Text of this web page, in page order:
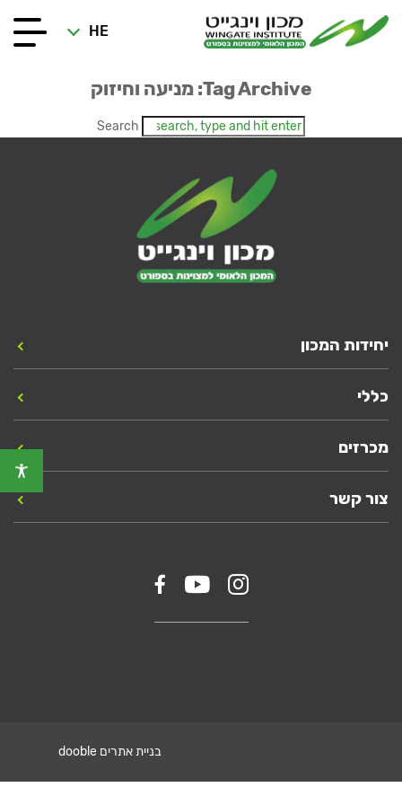
HE
Tag Archive: מניעה וחיזוק
Search
יחידות המכון
כללי
מכרזים
צור קשר
בניית אתרים dooble